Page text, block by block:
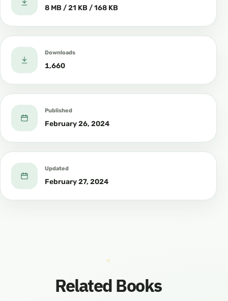
8 MB / 21 KB / 168 KB
Downloads
1,660
Published
February 26, 2024
Updated
February 27, 2024
Related Books